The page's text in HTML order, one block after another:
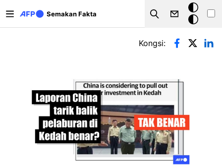
Semakan Fakta
Search
Mod
gelap
Tab-tab utama
Kongsi: